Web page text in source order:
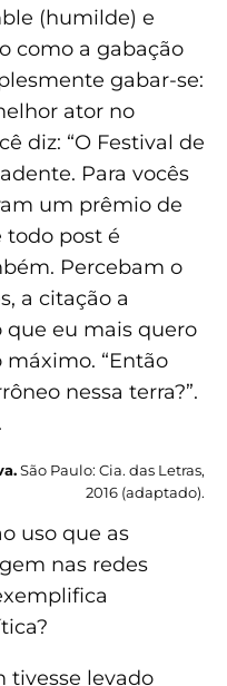
(humilde) e
como a gabação
gabar-se:
ator no
diz: “O Festival de
Para vocês
um prêmio de
todo post é
Percebam o
a citação a
que eu mais quero
“Então
nessa terra?”.
São Paulo: Cia. das Letras,
2016 (adaptado).
uso que as
nas redes
tivesse levado